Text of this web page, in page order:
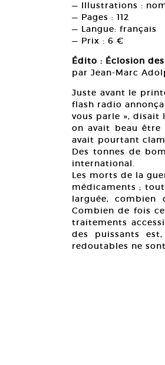
— Illustrations :
— Pages : 112
— Langue: français
— Prix : 6 €
Édito : Éclosion
par Jean-Marc
Juste avant le
flash radio
vous parle », disait
on avait beau
avait pourtant
Des tonnes de
international.
Les morts de la
médicaments ;
larguée,
Combien de fois
traitements
des puissants
redoutables ne